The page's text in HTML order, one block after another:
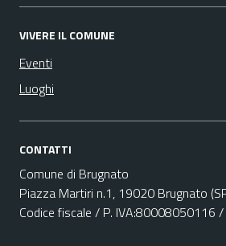
VIVERE IL COMUNE
Eventi
Luoghi
CONTATTI
Comune di Brugnato
Piazza Martiri n.1, 19020 Brugnato
Codice fiscale / P. IVA:80008050116